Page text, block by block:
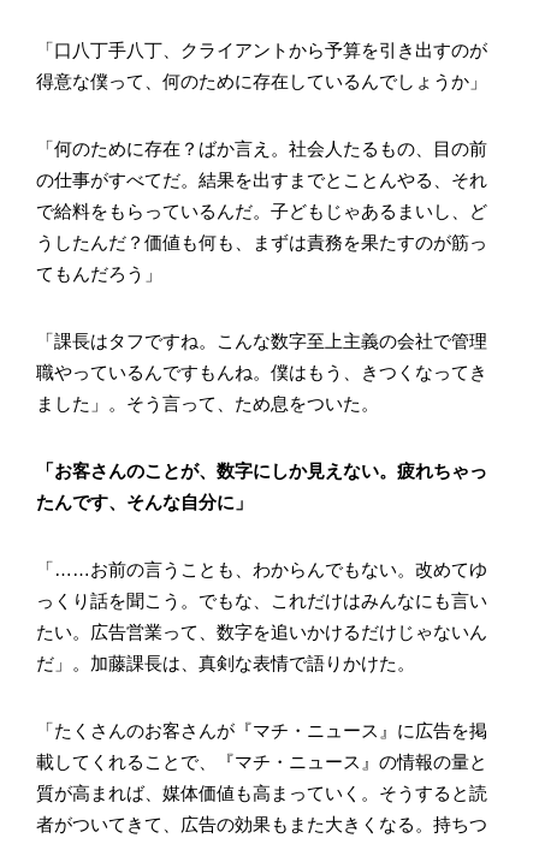
「口八丁手八丁、クライアントから予算を引き出すのが
得意な僕って、何のために存在しているんでしょうか」
「何のために存在？ばか言え。社会人たるもの、目の前
の仕事がすべてだ。結果を出すまでとことんやる、それ
で給料をもらっているんだ。子どもじゃあるまいし、ど
うしたんだ？価値も何も、まずは責務を果たすのが筋っ
てもんだろう」
「課長はタフですね。こんな数字至上主義の会社で管理
職やっているんですもんね。僕はもう、きつくなってき
ました」。そう言って、ため息をついた。
「お客さんのことが、数字にしか見えない。疲れちゃっ
たんです、そんな自分に」
「……お前の言うことも、わからんでもない。改めてゆ
っくり話を聞こう。でもな、これだけはみんなにも言い
たい。広告営業って、数字を追いかけるだけじゃないん
だ」。加藤課長は、真剣な表情で語りかけた。
「たくさんのお客さんが『マチ・ニュース』に広告を掲
載してくれることで、『マチ・ニュース』の情報の量と
質が高まれば、媒体価値も高まっていく。そうすると読
者がついてきて、広告の効果もまた大きくなる。持ちつ